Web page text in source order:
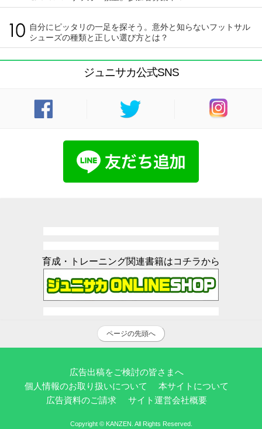
自分にピッタリの一足を探そう。意外と知らないフットサル
シューズの種類と正しい選び方とは？
ジュニサカ公式SNS
育成・トレーニング関連書籍はコチラから
ページの先頭へ
広告出稿をご検討の皆さまへ
個人情報のお取り扱いについて
本サイトについて
広告資料のご請求
サイト運営会社概要
Copyright © KANZEN. All Rights Reserved.